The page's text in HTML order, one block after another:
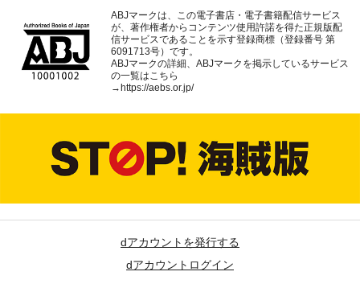
ABJマークは、この電子書店・電子書籍配信サービス
が、著作権者からコンテンツ使用許諾を得た正規版配
信サービスであることを示す登録商標（登録番号 第
6091713号）です。
ABJマークの詳細、ABJマークを掲示しているサービス
の一覧はこちら
→https://aebs.or.jp/
dアカウントを発行する
dアカウントログイン